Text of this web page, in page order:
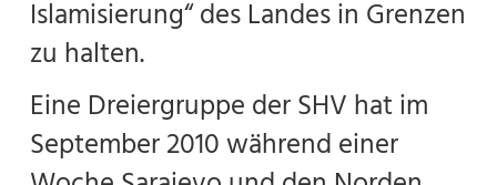
Islamisierung“ des Landes in Grenzen
zu halten.
Eine Dreiergruppe der SHV hat im
September 2010 während einer